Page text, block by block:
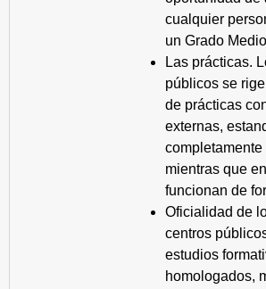
cualquier
un Grado
Las prácticas.
públicos se
de prácticas
externas,
completamente
mientras que
funcionan de
Oficialidad de
centros
estudios
homologados,